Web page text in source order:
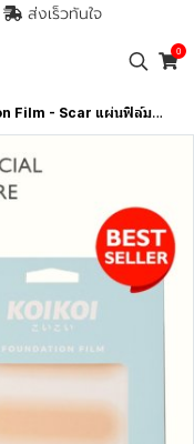
ส่งเร็วทันใจ
0
รับปกปิดรอยแผลเป็น พรางรอยแผลเป็นได้เนียนกริบ